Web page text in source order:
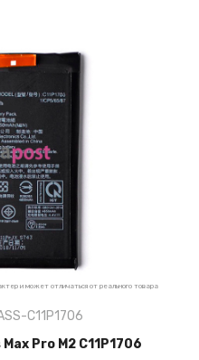
и может отличаться от реального товара
C11P1706
Pro M2 C11P1706